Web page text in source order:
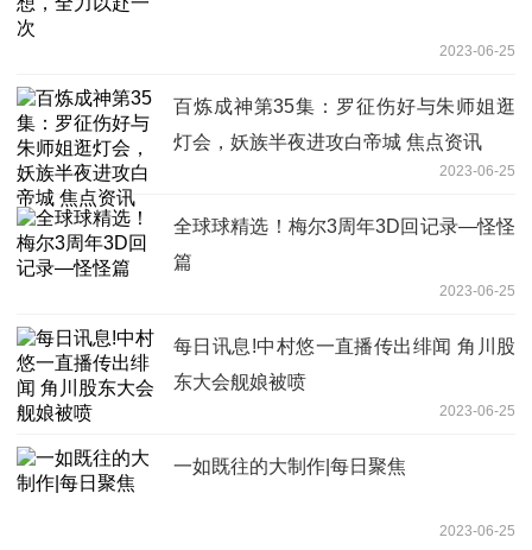
2023-06-25
百炼成神第35集：罗征伤好与朱师姐逛
灯会，妖族半夜进攻白帝城 焦点资讯
2023-06-25
全球球精选！梅尔3周年3D回记录—怪怪
篇
2023-06-25
每日讯息!中村悠一直播传出绯闻 角川股
东大会舰娘被喷
2023-06-25
一如既往的大制作|每日聚焦
2023-06-25